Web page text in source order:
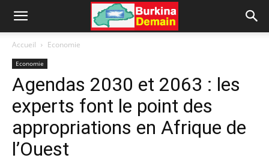
Accueil Economie
Economie
Agendas 2030 et 2063 : les
experts font le point des
appropriations en Afrique de
l’Ouest